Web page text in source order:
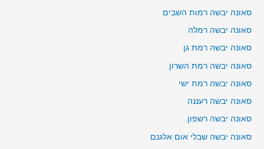
סאונה יבשה רמות השבים
סאונה יבשה רמלה
סאונה יבשה רמת גן
סאונה יבשה רמת השרון
סאונה יבשה רמת ישי
סאונה יבשה רעננה
סאונה יבשה רשפון
סאונה יבשה שבלי אום אלגנם